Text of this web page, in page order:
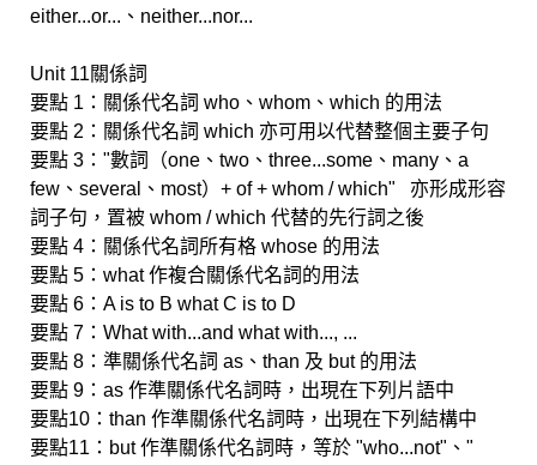
either...or...、neither...nor...
Unit 11關係詞
要點 1：關係代名詞 who、whom、which 的用法
要點 2：關係代名詞 which 亦可用以代替整個主要子句
要點 3："數詞（one、two、three...some、many、a
few、several、most）+ of + whom / which" 亦形成形容
詞子句，置被 whom / which 代替的先行詞之後
要點 4：關係代名詞所有格 whose 的用法
要點 5：what 作複合關係代名詞的用法
要點 6：A is to B what C is to D
要點 7：What with...and what with..., ...
要點 8：準關係代名詞 as、than 及 but 的用法
要點 9：as 作準關係代名詞時，出現在下列片語中
要點10：than 作準關係代名詞時，出現在下列結構中
要點11：but 作準關係代名詞時，等於 "who...not"、"